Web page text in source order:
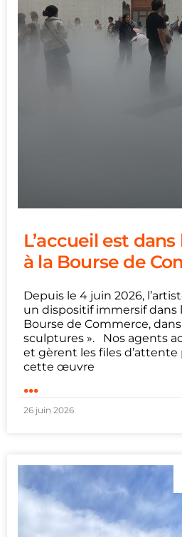
L’accueil est
à la Bourse de
Depuis le 4 juin 2026,
un dispositif immersif dans
Bourse de Commerce,
sculptures ». Nos agents
et gèrent les files d’attente
cette œuvre
...
26 juin 2026